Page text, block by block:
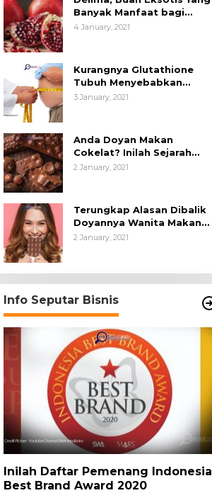
Banyak Manfaat bagi
Tubuh
4 January, 2021
Kurangnya Glutathione
Tubuh Menyebabkan
Obesitas
3 January, 2021
Anda Doyan Makan
Cokelat? Inilah Sejarah
Awalnya Cokelat di Dunia
2 January, 2021
Terungkap Alasan Dibalik
Doyannya Wanita Makan
Cokelat
2 January, 2021
Info Seputar Bisnis
Inilah Daftar Pemenang Indonesia
Best Brand Award 2020